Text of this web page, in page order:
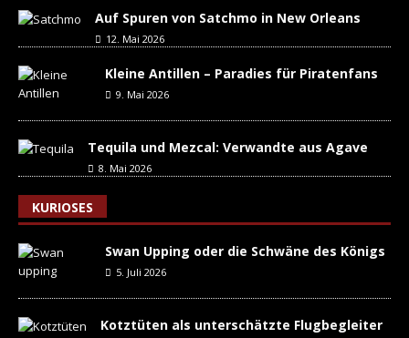
Auf Spuren von Satchmo in New Orleans
12. Mai 2026
Kleine Antillen – Paradies für Piratenfans
9. Mai 2026
Tequila und Mezcal: Verwandte aus Agave
8. Mai 2026
KURIOSES
Swan Upping oder die Schwäne des Königs
5. Juli 2026
Kotztüten als unterschätzte Flugbegleiter